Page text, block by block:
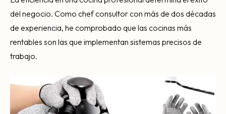
del negocio. Como chef consultor con más de dos décadas
de experiencia, he comprobado que las cocinas más
rentables son las que implementan sistemas precisos de
trabajo.